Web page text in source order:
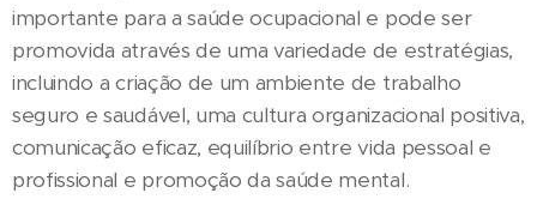
importante para a saúde ocupacional e pode ser
promovida através de uma variedade de estratégias,
incluindo a criação de um ambiente de trabalho
seguro e saudável, uma cultura organizacional positiva,
comunicação eficaz, equilíbrio entre vida pessoal e
profissional e promoção da saúde mental.